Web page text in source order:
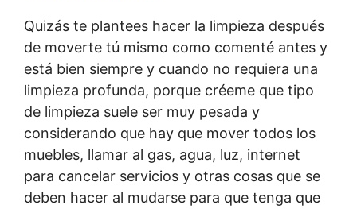
Quizás te plantees hacer la limpieza después
de moverte tú mismo como comenté antes y
está bien siempre y cuando no requiera una
limpieza profunda, porque créeme que tipo
de limpieza suele ser muy pesada y
considerando que hay que mover todos los
muebles, llamar al gas, agua, luz, internet
para cancelar servicios y otras cosas que se
deben hacer al mudarse para que tenga que